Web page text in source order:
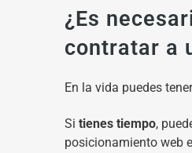
¿Es
contratar a
En la vida puedes
Si tienes tiempo,
posicionamiento web